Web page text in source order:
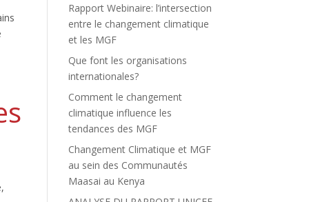
Rapport Webinaire: l’intersection
entre le changement climatique
et les MGF
Que font les organisations
internationales?
Comment le changement
climatique influence les
tendances des MGF
Changement Climatique et MGF
au sein des Communautés
Maasai au Kenya